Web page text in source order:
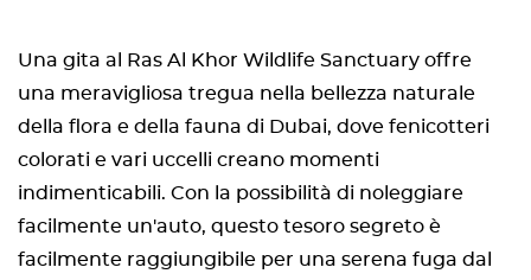
Una gita al Ras Al Khor Wildlife Sanctuary offre
una meravigliosa tregua nella bellezza naturale
della flora e della fauna di Dubai, dove fenicotteri
colorati e vari uccelli creano momenti
indimenticabili. Con la possibilità di noleggiare
facilmente un'auto, questo tesoro segreto è
facilmente raggiungibile per una serena fuga dal